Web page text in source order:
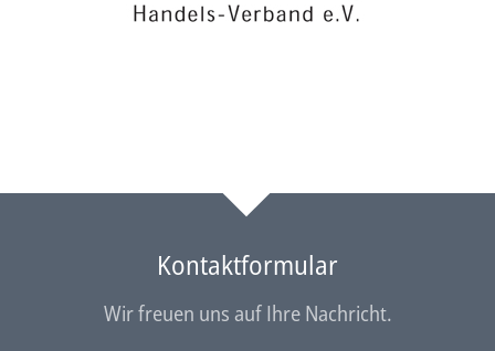
Kontaktformular
Wir freuen uns auf Ihre Nachricht.